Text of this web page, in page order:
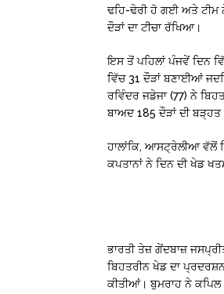
ਢਹਿ-ਢੇਰੀ ਹੋ ਗਈ ਅਤੇ ਟੀਮ
ਦੌੜਾਂ ਦਾ ਟੀਚਾ ਰੱਖਿਆ।
ਇਸ ਤੋਂ ਪਹਿਲਾਂ ਪੰਜਵੇਂ ਦਿਨ
ਵਿੱਚ 31 ਦੌੜਾਂ ਬਣਾਈਆਂ
ਰਵਿੰਦਰ ਜਡੇਜਾ (77) ਨੇ
ਬਾਅਦ 185 ਦੌੜਾਂ ਦੀ ਬੜ੍ਹਤ
ਹਾਲਾਂਕਿ, ਆਸਟ੍ਰੇਲੀਆ ਵੱਲੋਂ
ਕਪਤਾਨਾਂ ਨੇ ਦਿਨ ਦੀ ਖੇਡ
ਭਾਰਤੀ ਤੇਜ਼ ਗੇਂਦਬਾਜ਼
ਬਿਹਤਰੀਨ ਖੇਡ ਦਾ
ਕੀਤੀਆਂ। ਬੁਮਰਾਹ ਨੇ